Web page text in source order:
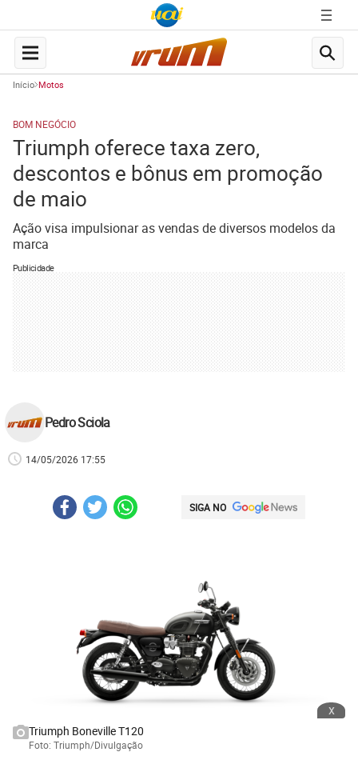
Início Motos
BOM NEGÓCIO
Triumph oferece taxa zero,
descontos e bônus em promoção
de maio
Ação visa impulsionar as vendas de diversos modelos da
marca
Publicidade
Pedro Sciola
14/05/2026 17:55
SIGA NO
x
Triumph Boneville T120
Foto: Triumph/Divulgação